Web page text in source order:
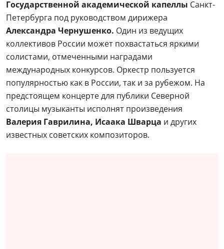
Государственной академической капеллы Санкт-
Петербурга под руководством дирижера
Александра Чернушенко. Один из ведущих
коллективов России может похвастаться яркими
солистами, отмеченными наградами
международных конкурсов. Оркестр пользуется
популярностью как в России, так и за рубежом. На
предстоящем концерте для публики Северной
столицы музыканты исполнят произведения
Валерия Гаврилина, Исаака Шварца и других
известных советских композиторов.